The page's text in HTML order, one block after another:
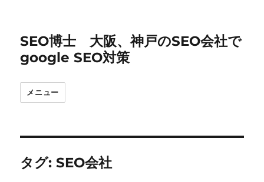
SEO博士 大阪、神戸のSEO会社で
google SEO対策
メニュー
タグ:SEO会社